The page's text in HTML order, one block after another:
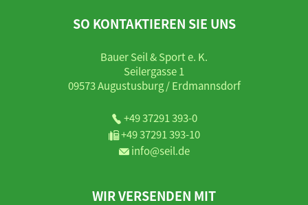
SO KONTAKTIEREN SIE UNS
Bauer Seil & Sport e. K.
Seilergasse 1
09573 Augustusburg / Erdmannsdorf
+49 37291 393-0
+49 37291 393-10
info@seil.de
WIR VERSENDEN MIT